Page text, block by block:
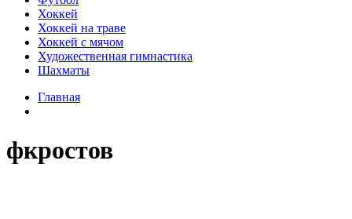
Хоккей
Хоккей на траве
Хоккей с мячом
Художественная гимнастика
Шахматы
Главная
фкростов